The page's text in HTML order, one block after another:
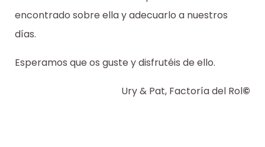
encontrado sobre ella y adecuarlo a nuestros
días.
Esperamos que os guste y disfrutéis de ello.
Ury & Pat, Factoría del Rol©